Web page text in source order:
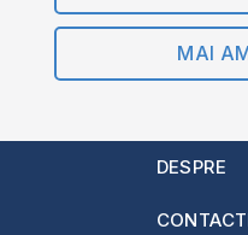
MAI
DESPRE